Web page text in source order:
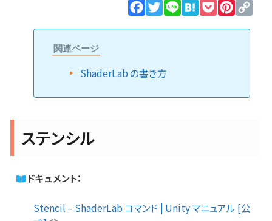
Facebook
Twitter
Line HatenaPocket
関連ページ
ShaderLab の書き方
ステンシル
ドキュメント：
Stencil – ShaderLab コマンド | Unity マニュアル [公